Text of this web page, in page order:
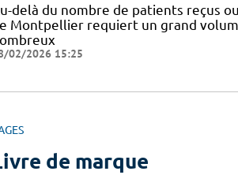
delà du nombre de patients reçus
Montpellier requiert un grand
02/2026 15:25
de marque